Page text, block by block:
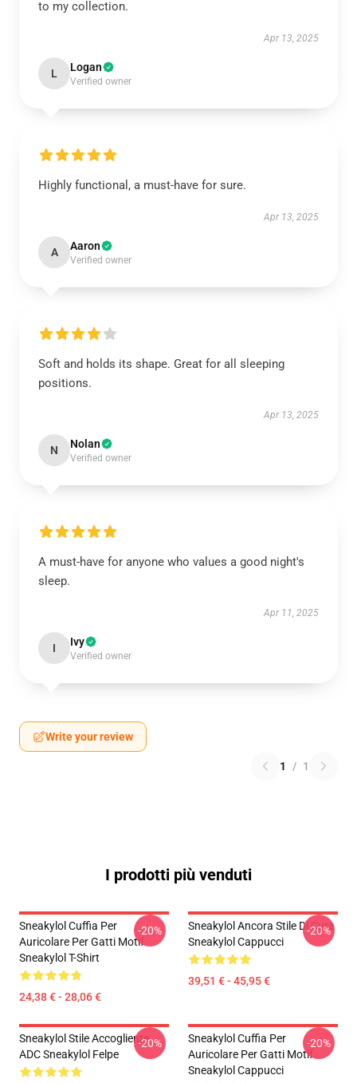
to my collection.
Apr 13, 2025
L Logan
Verified owner
Highly functional, a must-have for sure.
Apr 13, 2025
A Aaron
Verified owner
Soft and holds its shape. Great for all sleeping
positions.
Apr 13, 2025
N Nolan
Verified owner
A must-have for anyone who values a good night's
sleep.
Apr 11, 2025
I Ivy
Verified owner
Write your review
1 / 1
I prodotti più venduti
Sneakylol Cuffia Per
Auricolare Per Gatti Motif
Sneakylol T-Shirt
24,38 € - 28,06 €
-20%
Sneakylol Ancora Stile Di Cura
Sneakylol Cappucci
39,51 € - 45,95 €
-20%
Sneakylol Stile Accogliente
ADC Sneakylol Felpe
-20%
Sneakylol Cuffia Per
Auricolare Per Gatti Motif
Sneakylol Cappucci
-20%